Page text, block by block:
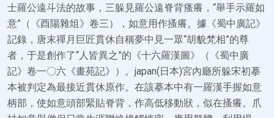
士羅公遠斗法的故事，三躲見羅公遠脊背瘙癢，“舉手示羅如
意”（《酉陽雜俎》卷三），如意用作搔癢。據《蜀中廣記》
記錄，唐末禪月巨匠貫休自稱夢中見一眾“胡貌梵相”的尊
者，于是創作了“人皆異之”的《十六羅漢圖》（《蜀中廣
記》卷一〇六《畫苑記》）。japan(日本)宮內廳所躲宋初摹
本被判定為最接近貫休原作。在該摹本中有一羅漢手握如意
柄部，使如意頭部緊貼脊背，作高低移動狀，似在搔癢。爪